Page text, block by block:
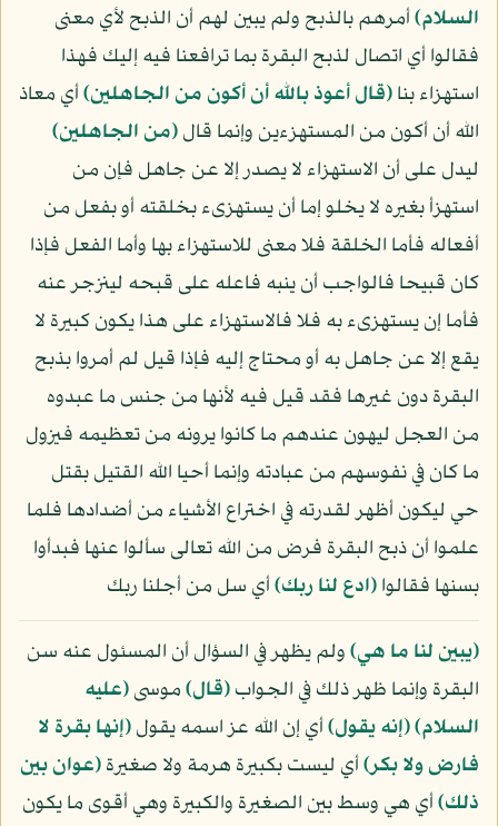
السلام)أمرهم بالذبح ولم يبين لهم أن الذبح لأي معنى
فقالوا أي اتصال لذبح البقرة بما ترافعنا فيه إليك فهذا
استهزاء بنا﴿قال أعوذ بالله أن أكون من الجاهلين﴾أي معاذ
الله أن أكون من المستهزءين وإنما قال﴿من الجاهلين﴾
ليدل على أن الاستهزاء لا يصدر إلا عن جاهل فإن من
استهزأ بغيره لا يخلو إما أن يستهزىء بخلقته أو بفعل من
أفعاله فأما الخلقة فلا معنى للاستهزاء بها وأما الفعل فإذا
كان قبيحا فالواجب أن ينبه فاعله على قبحه لينزجر عنه
فأما إن يستهزىء به فلا فالاستهزاء على هذا يكون كبيرة لا
يقع إلا عن جاهل به أو محتاج إليه فإذا قيل لم أمروا بذبح
البقرة دون غيرها فقد قيل فيه لأنها من جنس ما عبدوه
من العجل ليهون عندهم ما كانوا يرونه من تعظيمه فيزول
ما كان في نفوسهم من عبادته وإنما أحيا الله القتيل بقتل
حي ليكون أظهر لقدرته في اختراع الأشياء من أضدادها فلما
علموا أن ذبح البقرة فرض من الله تعالى سألوا عنها فبدأوا
بسنها فقالوا﴿ادع لنا ربك﴾أي سل من أجلنا ربك
﴿يبين لنا ما هي﴾ولم يظهر في السؤال أن المسئول عنه سن
البقرة وإنما ظهر ذلك في الجواب﴿قال﴾موسى(عليه
السلام)﴿إنه يقول﴾أي إن الله عز اسمه يقول﴿إنها بقرة لا
فارض ولا بكر﴾أي ليست بكبيرة هرمة ولا صغيرة﴿عوان بين
ذلك﴾أي هي وسط بين الصغيرة والكبيرة وهي أقوى ما يكون